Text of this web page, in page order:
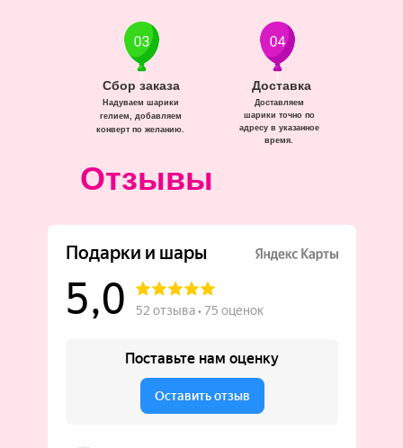
Доставка
Доставляем
шарики точно по
адресу в указанное
время.
Сбор заказа
Надуваем шарики
гелием, добавляем
конверт по желанию.
Отзывы